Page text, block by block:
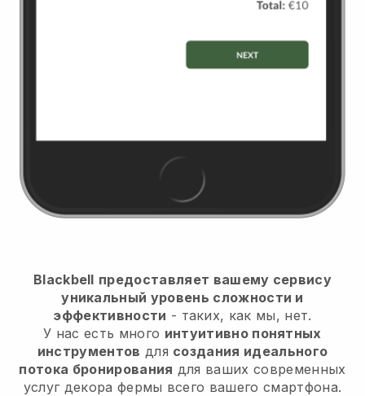
Blackbell предоставляет вашему сервису
уникальный уровень сложности и
эффективности - таких, как мы, нет.
У нас есть много интуитивно понятных
инструментов для создания идеального
потока бронирования для ваших современных
услуг декора фермы всего вашего смартфона.